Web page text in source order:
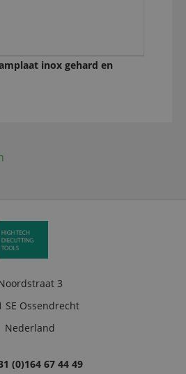
inox gehard en
3
SE Ossendrecht
Nederland
(0)164 67 44 49